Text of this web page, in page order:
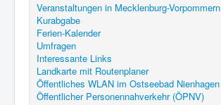
Veranstaltungen in Mecklenburg-Vorpommern
Kurabgabe
Ferien-Kalender
Umfragen
Interessante Links
Landkarte mit Routenplaner
Öffentliches WLAN im Ostseebad Nienhagen
Öffentlicher Personennahverkehr (ÖPNV)